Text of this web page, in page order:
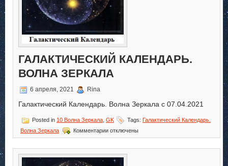
ГАЛАКТИЧЕСКИЙ КАЛЕНДАРЬ.
ВОЛНА ЗЕРКАЛА
6 апреля, 2021 Rina
Галактический Календарь. Волна Зеркала с 07.04.2021
Posted in 10 Волна Зеркала GK Tags: Галактический Календарь.
Волна Зеркала
Комментариик
записи
Календарь.
Волна
отключены